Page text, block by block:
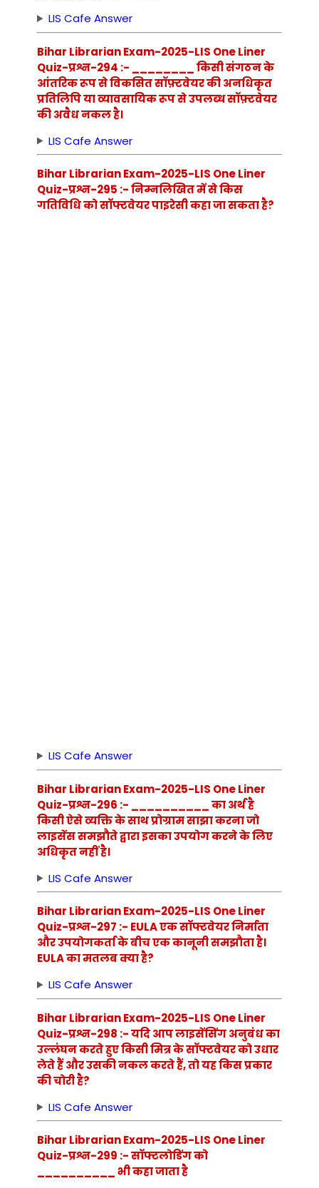
LIS Cafe Answer
Bihar Librarian Exam-2025-LIS One Liner
Quiz-प्रश्न-294 :- ________ किसी संगठन के
आंतरिक रूप से विकसित सॉफ़्टवेयर की अनधिकृत
प्रतिलिपि या व्यावसायिक रूप से उपलब्ध सॉफ़्टवेयर
की अवैध नकल है।
LIS Cafe Answer
Bihar Librarian Exam-2025-LIS One Liner
Quiz-प्रश्न-295 :- निम्नलिखित में से किस
गतिविधि को सॉफ्टवेयर पाइरेसी कहा जा सकता है?
LIS Cafe Answer
Bihar Librarian Exam-2025-LIS One Liner
Quiz-प्रश्न-296 :- __________ का अर्थ है
किसी ऐसे व्यक्ति के साथ प्रोग्राम साझा करना जो
लाइसेंस समझौते द्वारा इसका उपयोग करने के लिए
अधिकृत नहीं है।
LIS Cafe Answer
Bihar Librarian Exam-2025-LIS One Liner
Quiz-प्रश्न-297 :- EULA एक सॉफ्टवेयर निर्माता
और उपयोगकर्ता के बीच एक कानूनी समझौता है।
EULA का मतलब क्या है?
LIS Cafe Answer
Bihar Librarian Exam-2025-LIS One Liner
Quiz-प्रश्न-298 :- यदि आप लाइसेंसिंग अनुबंध का
उल्लंघन करते हुए किसी मित्र के सॉफ्टवेयर को उधार
लेते हैं और उसकी नकल करते हैं, तो यह किस प्रकार
की चोरी है?
LIS Cafe Answer
Bihar Librarian Exam-2025-LIS One Liner
Quiz-प्रश्न-299 :- सॉफ्टलोडिंग को
__________ भी कहा जाता है